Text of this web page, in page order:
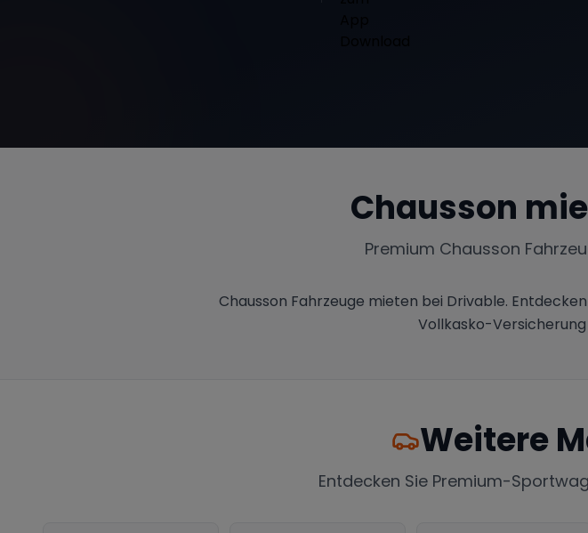
Chausson
Premium Chausson
Chausson Fahrzeuge mieten bei Drivable.
Vollkasko-
Weitere
Entdecken Sie Premium-